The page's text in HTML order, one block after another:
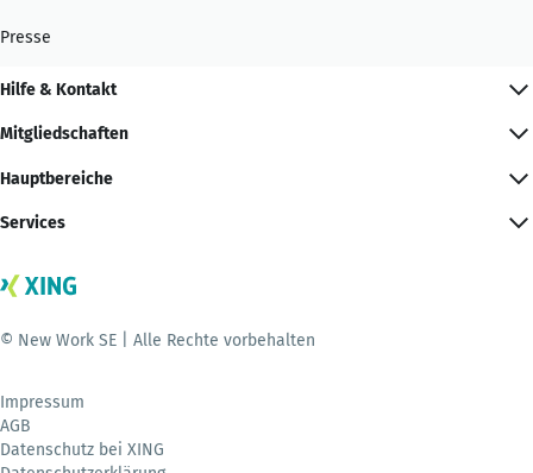
Presse
Hilfe & Kontakt
Mitgliedschaften
Hauptbereiche
Services
© New Work SE | Alle Rechte vorbehalten
Impressum
AGB
Datenschutz bei XING